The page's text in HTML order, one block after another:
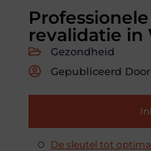
revalidatie in
Gezondheid
Gepubliceerd
De sleutel tot